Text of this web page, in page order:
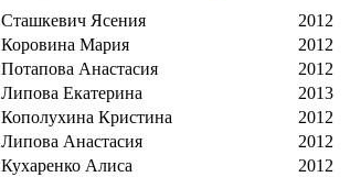
Сташкевич Ясения 2012
Коровина Мария 2012
Потапова Анастасия 2012
Липова Екатерина 2013
Кополухина Кристина 2012
Липова Анастасия 2012
Кухаренко Алиса 2012